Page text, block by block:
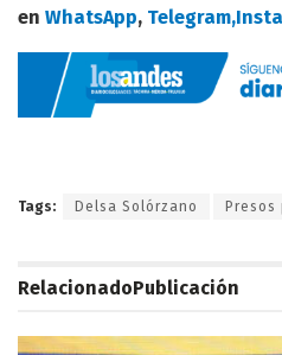
en WhatsApp, Telegram,
Tags: Delsa Solórzano
RelacionadoPublicación